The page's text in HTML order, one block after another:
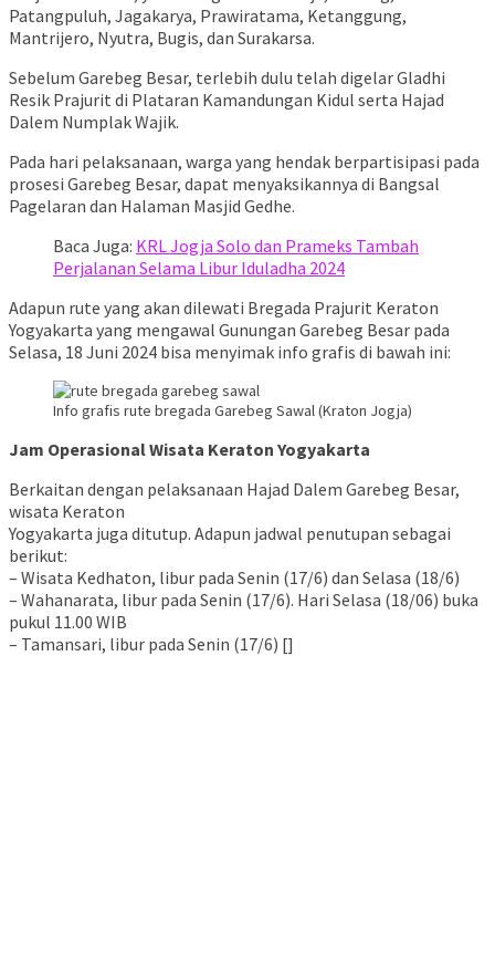
Patangpuluh, Jagakarya, Prawiratama, Ketanggung,
Mantrijero, Nyutra, Bugis, dan Surakarsa.
Sebelum Garebeg Besar, terlebih dulu telah digelar Gladhi
Resik Prajurit di Plataran Kamandungan Kidul serta Hajad
Dalem Numplak Wajik.
Pada hari pelaksanaan, warga yang hendak berpartisipasi pada
prosesi Garebeg Besar, dapat menyaksikannya di Bangsal
Pagelaran dan Halaman Masjid Gedhe.
Baca Juga: KRL Jogja Solo dan Prameks Tambah
Perjalanan Selama Libur Iduladha 2024
Adapun rute yang akan dilewati Bregada Prajurit Keraton
Yogyakarta yang mengawal Gunungan Garebeg Besar pada
Selasa, 18 Juni 2024 bisa menyimak info grafis di bawah ini:
Info grafis rute bregada Garebeg Sawal (Kraton Jogja)
Jam Operasional Wisata Keraton Yogyakarta
Berkaitan dengan pelaksanaan Hajad Dalem Garebeg Besar,
wisata Keraton
Yogyakarta juga ditutup. Adapun jadwal penutupan sebagai
berikut:
– Wisata Kedhaton, libur pada Senin (17/6) dan Selasa (18/6)
– Wahanarata, libur pada Senin (17/6). Hari Selasa (18/06) buka
pukul 11.00 WIB
– Tamansari, libur pada Senin (17/6) []